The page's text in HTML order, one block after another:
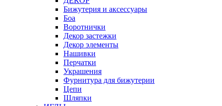
Бижутерия и аксессуары
Боа
Воротнички
Декор застежки
Декор элементы
Нашивки
Перчатки
Украшения
Фурнитура для бижутерии
Цепи
Шляпки